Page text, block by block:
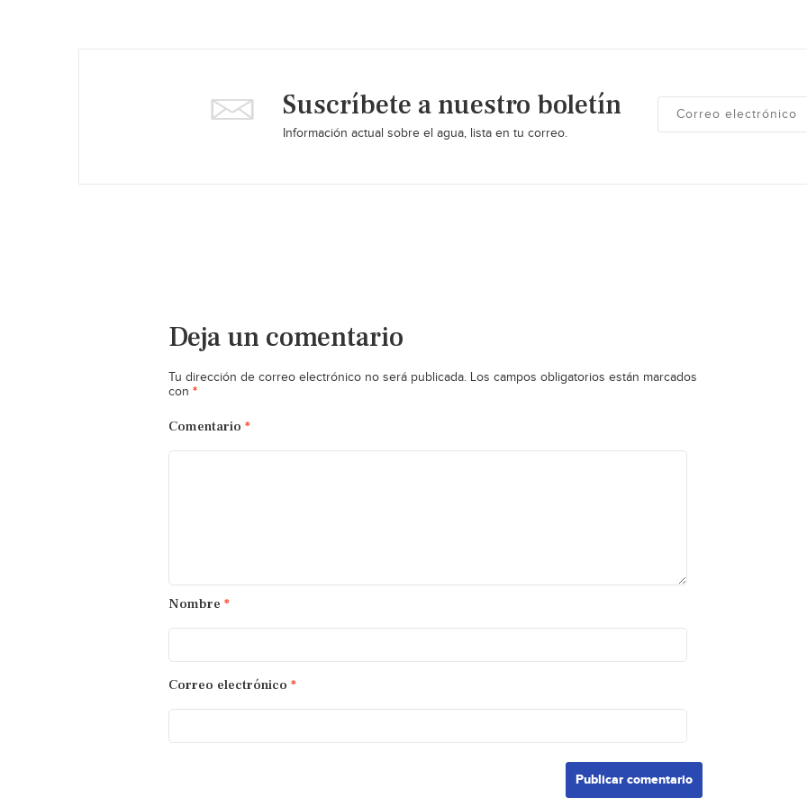
Suscríbete a nuestro boletín
Información actual sobre el agua, lista en tu correo.
Deja un comentario
Tu dirección de correo electrónico no será publicada. Los campos obligatorios están marcados
con *
Comentario *
Nombre *
Correo electrónico *